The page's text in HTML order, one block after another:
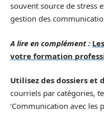
souvent source de stress
gestion des
A lire en complément :
votre formation
Utilisez des dossiers et
courriels par catégories,
‘Communication avec les